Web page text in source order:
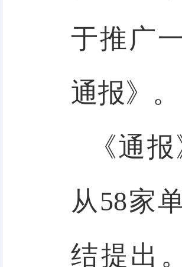
于推广
通报》。
《通
从58家
结提出